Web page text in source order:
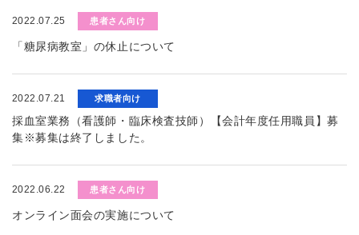
2022.07.25 患者さん向け
「糖尿病教室」の休止について
2022.07.21 求職者向け
採血室業務（看護師・臨床検査技師）【会計年度任用職員】募
集※募集は終了しました。
2022.06.22 患者さん向け
オンライン面会の実施について